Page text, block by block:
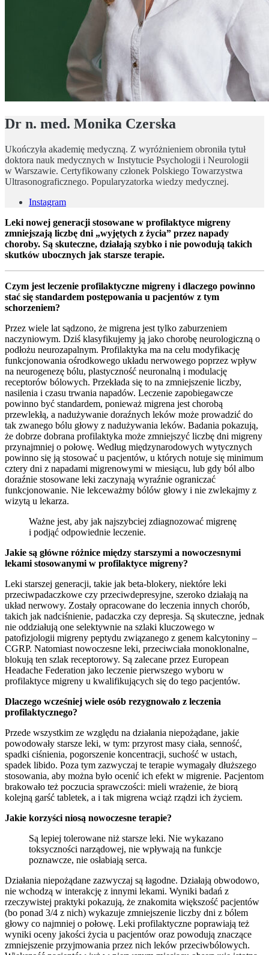
Dr n. med. Monika Czerska
Ukończyła akademię medyczną. Z wyróżnieniem obroniła tytuł
doktora nauk medycznych w Instytucie Psychologii i Neurologii
w Warszawie. Certyfikowany członek Polskiego Towarzystwa
Ultrasonograficznego. Popularyzatorka wiedzy medycznej.
Instagram
Leki nowej generacji stosowane w profilaktyce migreny
zmniejszają liczbę dni „wyjętych z życia” przez napady
choroby. Są skuteczne, działają szybko i nie powodują takich
skutków ubocznych jak starsze terapie.
Czym jest leczenie profilaktyczne migreny i dlaczego powinno
stać się standardem postępowania u pacjentów z tym
schorzeniem?
Przez wiele lat sądzono, że migrena jest tylko zaburzeniem
naczyniowym. Dziś klasyfikujemy ją jako chorobę neurologiczną o
podłożu neurozapalnym. Profilaktyka ma na celu modyfikację
funkcjonowania ośrodkowego układu nerwowego poprzez wpływ
na neurogenezę bólu, plastyczność neuronalną i modulację
receptorów bólowych. Przekłada się to na zmniejszenie liczby,
nasilenia i czasu trwania napadów. Leczenie zapobiegawcze
powinno być standardem, ponieważ migrena jest chorobą
przewlekłą, a nadużywanie doraźnych leków może prowadzić do
tak zwanego bólu głowy z nadużywania leków. Badania pokazują,
że dobrze dobrana profilaktyka może zmniejszyć liczbę dni migreny
przynajmniej o połowę. Według międzynarodowych wytycznych
powinno się ją stosować u pacjentów, u których notuje się minimum
cztery dni z napadami migrenowymi w miesiącu, lub gdy ból albo
doraźnie stosowane leki zaczynają wyraźnie ograniczać
funkcjonowanie. Nie lekceważmy bólów głowy i nie zwlekajmy z
wizytą u lekarza.
Ważne jest, aby jak najszybciej zdiagnozować migrenę
i podjąć odpowiednie leczenie.
Jakie są główne różnice między starszymi a nowoczesnymi
lekami stosowanymi w profilaktyce migreny?
Leki starszej generacji, takie jak beta-blokery, niektóre leki
przeciwpadaczkowe czy przeciwdepresyjne, szeroko działają na
układ nerwowy. Zostały opracowane do leczenia innych chorób,
takich jak nadciśnienie, padaczka czy depresja. Są skuteczne, jednak
nie oddziałują one selektywnie na szlaki kluczowego w
patofizjologii migreny peptydu związanego z genem kalcytoniny –
CGRP. Natomiast nowoczesne leki, przeciwciała monoklonalne,
blokują ten szlak receptorowy. Są zalecane przez European
Headache Federation jako leczenie pierwszego wyboru w
profilaktyce migreny u kwalifikujących się do tego pacjentów.
Dlaczego wcześniej wiele osób rezygnowało z leczenia
profilaktycznego?
Przede wszystkim ze względu na działania niepożądane, jakie
powodowały starsze leki, w tym: przyrost masy ciała, senność,
spadki ciśnienia, pogorszenie koncentracji, suchość w ustach,
spadek libido. Poza tym zazwyczaj te terapie wymagały dłuższego
stosowania, aby można było ocenić ich efekt w migrenie. Pacjentom
brakowało też poczucia sprawczości: mieli wrażenie, że biorą
kolejną garść tabletek, a i tak migrena wciąż rządzi ich życiem.
Jakie korzyści niosą nowoczesne terapie?
Są lepiej tolerowane niż starsze leki. Nie wykazano
toksyczności narządowej, nie wpływają na funkcje
poznawcze, nie osłabiają serca.
Działania niepożądane zazwyczaj są łagodne. Działają obwodowo,
nie wchodzą w interakcję z innymi lekami. Wyniki badań z
rzeczywistej praktyki pokazują, że znakomita większość pacjentów
(bo ponad 3/4 z nich) wykazuje zmniejszenie liczby dni z bólem
głowy co najmniej o połowę. Leki profilaktyczne poprawiają też
wyniki oceny jakości życia u pacjentów oraz powodują znaczące
zmniejszenie przyjmowania przez nich leków przeciwbólowych.